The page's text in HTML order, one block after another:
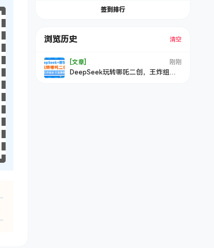
签到排行
浏览历史 清空
[文章] 刚刚
DeepSeek玩转哪吒二创，王炸组合